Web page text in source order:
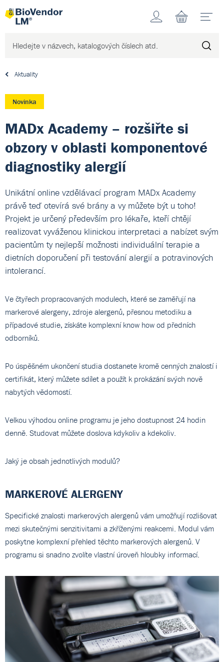
Účet
Aktuality
Novinka
MADx Academy – rozšiřte si
obzory v oblasti komponentové
diagnostiky alergií
Unikátní online vzdělávací program MADx Academy
právě teď otevírá své brány a vy můžete být u toho!
Projekt je určený především pro lékaře, kteří chtějí
realizovat vyváženou klinickou interpretaci a nabízet svým
pacientům ty nejlepší možnosti individuální terapie a
dietních doporučení při testování alergií a potravinových
intolerancí.
Ve čtyřech propracovaných modulech, které se zaměřují na
markerové alergeny, zdroje alergenů, přesnou metodiku a
případové studie, získáte komplexní know how od předních
odborníků.
Po úspěšném ukončení studia dostanete kromě cenných znalostí i
certifikát, který můžete sdílet a použít k prokázání svých nově
nabytých vědomostí.
Velkou výhodou online programu je jeho dostupnost 24 hodin
denně. Studovat můžete doslova kdykoliv a kdekoliv.
Jaký je obsah jednotlivých modulů?
MARKEROVÉ ALERGENY
Specifické znalosti markerových alergenů vám umožňují rozlišovat
mezi skutečnými senzitivitami a zkříženými reakcemi. Modul vám
poskytne komplexní přehled těchto markerových alergenů. V
programu si snadno zvolíte vlastní úroveň hloubky informací.